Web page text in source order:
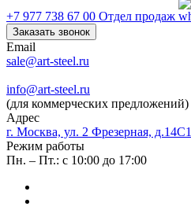
+7 977 738 67 00 Отдел продаж
Заказать звонок
Email
sale@art-steel.ru
info@art-steel.ru
(для коммерческих предложений)
Адрес
г. Москва, ул. 2 Фрезерная,
Режим работы
Пн. – Пт.: с 10:00 до 17:00